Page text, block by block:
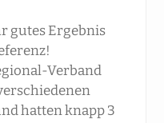
gutes Ergebnis
Verband
hatten knapp 3